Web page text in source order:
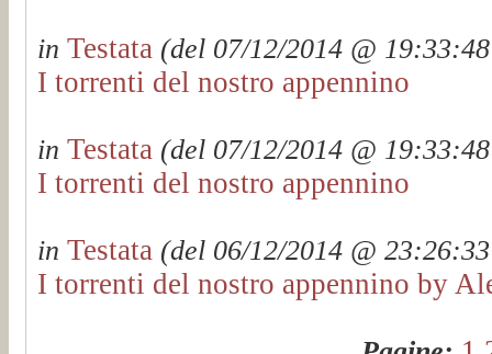
in Testata (del 07/12/2014 @
I torrenti del nostro appennino
in Testata (del 07/12/2014 @
I torrenti del nostro appennino
in Testata (del 06/12/2014 @
I torrenti del nostro appennino by